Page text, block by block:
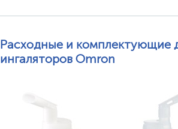
Расходные и комплектующие
ингаляторов Omron